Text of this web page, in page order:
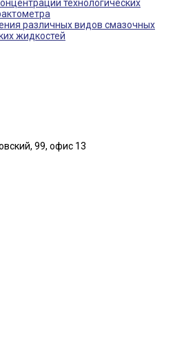
технологических
различных видов смазочных
жидкостей
99, офис 13